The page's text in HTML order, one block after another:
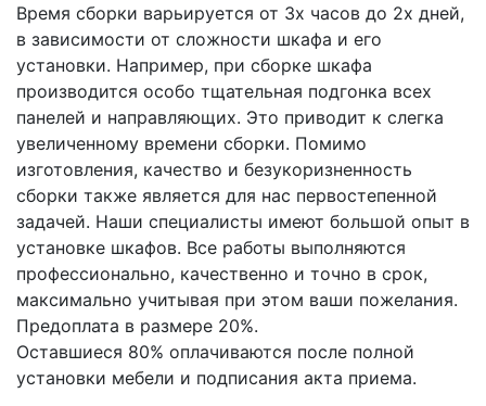
Время сборки варьируется от 3х часов до 2х дней,
в зависимости от сложности шкафа и его
установки. Например, при сборке шкафа
производится особо тщательная подгонка всех
панелей и направляющих. Это приводит к слегка
увеличенному времени сборки. Помимо
изготовления, качество и безукоризненность
сборки также является для нас первостепенной
задачей. Наши специалисты имеют большой опыт в
установке шкафов. Все работы выполняются
профессионально, качественно и точно в срок,
максимально учитывая при этом ваши пожелания.
Предоплата в размере 20%.
Оставшиеся 80% оплачиваются после полной
установки мебели и подписания акта приема.